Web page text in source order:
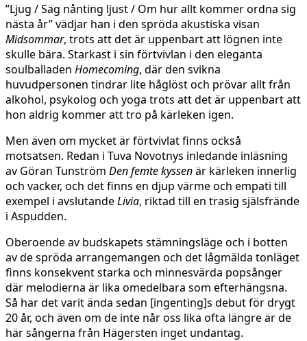
”Ljug / Säg nånting ljust / Om hur allt kommer ordna sig
nästa år” vädjar han i den spröda akustiska visan
Midsommar, trots att det är uppenbart att lögnen inte
skulle bära. Starkast i sin förtvivlan i den eleganta
soulballaden Homecoming, där den svikna
huvudpersonen tindrar lite håglöst och prövar allt från
alkohol, psykolog och yoga trots att det är uppenbart att
hon aldrig kommer att tro på kärleken igen.
Men även om mycket är förtvivlat finns också
motsatsen. Redan i Tuva Novotnys inledande inläsning
av Göran Tunström Den femte kyssenär kärleken innerlig
och vacker, och det finns en djup värme och empati till
exempel i avslutandeLivia, riktad till en trasig själsfrände
i Aspudden.
Oberoende av budskapets stämningsläge och i botten
av de spröda arrangemangen och det lågmälda tonläget
finns konsekvent starka och minnesvärda popsånger
där melodierna är lika omedelbara som efterhängsna.
Så har det varit ända sedan [ingenting]s debut för drygt
20 år, och även om de inte når oss lika ofta längre är de
här sångerna från Hägersten inget undantag.